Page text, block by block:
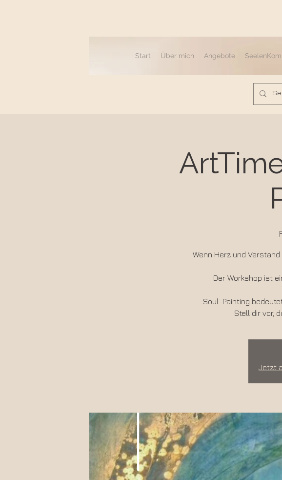
Start Über mich Angebote
Wenn Herz und
Der Workshop ist
Soul-Painting
Stell dir vor,
Jetzt